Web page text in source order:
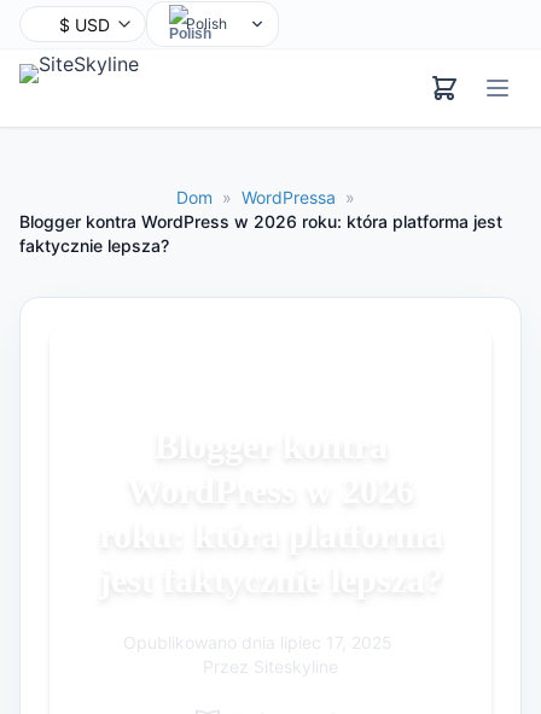
Polish
Arabic
Vietnamese
Danish
Dom » WordPressa »
Blogger kontra WordPress w 2026 roku: która platforma jest
faktycznie lepsza?
Opublikowano dnia lipiec 17, 2025
Przez Siteskyline